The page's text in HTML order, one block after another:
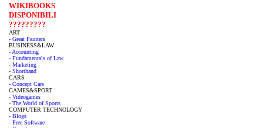
WIKIBOOKS
DISPONIBILI
?????????
ART
- Great Painters
BUSINESS&LAW
- Accounting
- Fundamentals of Law
- Marketing
- Shorthand
CARS
- Concept Cars
GAMES&SPORT
- Videogames
- The World of Sports
COMPUTER TECHNOLOGY
- Blogs
- Free Software